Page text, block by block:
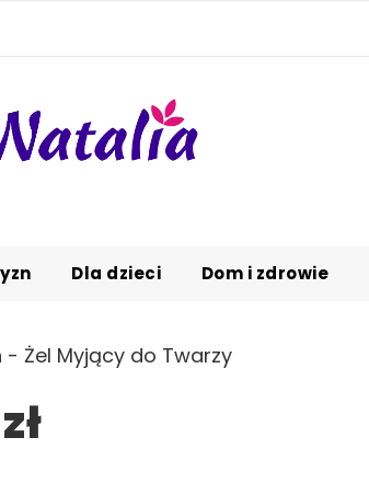
Dla dzieci Dom i zdrowie
- Żel Myjący do Twarzy